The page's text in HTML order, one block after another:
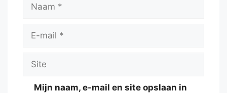
Site
Mijn naam, e-mail en site opslaan in